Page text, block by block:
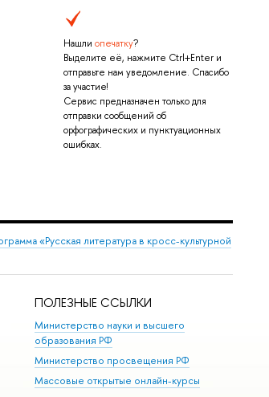
Нашли опечатку?
Выделите её, нажмите Ctrl+Enter и
отправьте нам уведомление. Спасибо
за участие!
Сервис предназначен только для
отправки сообщений об
орфографических и пунктуационных
ошибках.
«Русская литература в кросс-культурной
ПОЛЕЗНЫЕ ССЫЛКИ
Министерство науки и высшего
образования РФ
Министерство просвещения РФ
Массовые открытые онлайн-курсы